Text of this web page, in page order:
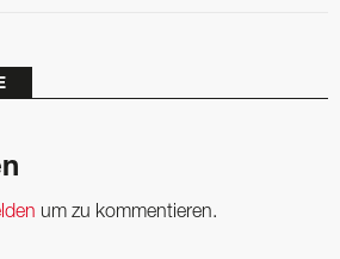
um zu kommentieren.